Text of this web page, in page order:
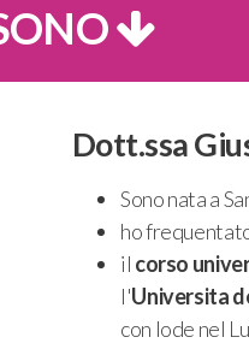
Dott.ssa
Sono nata a
ho
il corso
l'Universita
con lode nel